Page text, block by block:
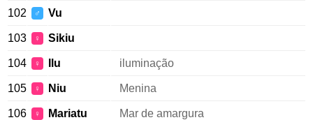
102 ♂ Vu
103 ♀ Sikiu
104 ♀ Ilu iluminação
105 ♀ Niu Menina
106 ♀ Mariatu Mar de amargura